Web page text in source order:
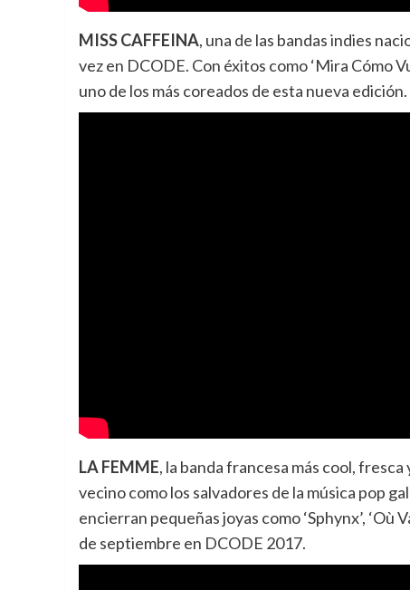
MISS CAFFEINA, una de las bandas indies
vez en DCODE. Con éxitos como ‘Mira Cómo
uno de los más coreados de esta nueva edición.
LA FEMME, la banda francesa más cool,
vecino como los salvadores de la música pop
encierran pequeñas joyas como ‘Sphynx’, ‘Où
de septiembre en DCODE 2017.